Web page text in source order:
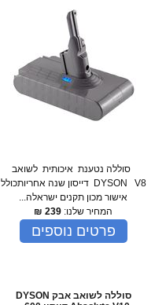
סוללה נטענת איכותית לשואב
DYSON V8 דייסון שנה אחריותכולל
אישור מכון תקנים ישראלה...
המחיר שלנו: 239
₪
פרטים נוספים
סוללה לשואב אבק DYSON